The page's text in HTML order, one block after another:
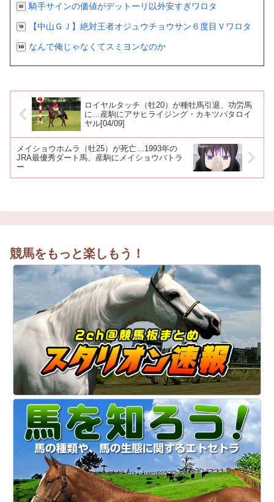
騎手サインの価値がデットーリ以外安すぎワロタ
【中山ＧＪ】絶対王者オジュウチョウサン６度目Ｖワロタ
なんで俺じゃなくてスミヨンなのか
ロイヤルタッチ（牡20）が種牡馬引退、功労馬
に…産駒にアサヒライジング・カキツバタロイ
ヤル[04/09]
メイショウホムラ（牡25）が死亡…1993年の
JRA最優秀ダート馬、産駒にメイショウバトラ
ー
競馬をもっと楽しもう！